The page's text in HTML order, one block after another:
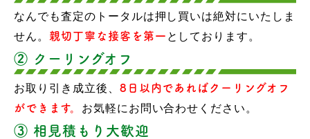
なんでも査定のトータルは押し買いは絶対にいたしま
せん。
親切丁寧な接客を第一 としております。
② クーリングオフ
お取り引き成立後、 8日以内であればクーリングオフ
ができます。 お気軽にお問い合わせください。
③ 相見積もり大歓迎